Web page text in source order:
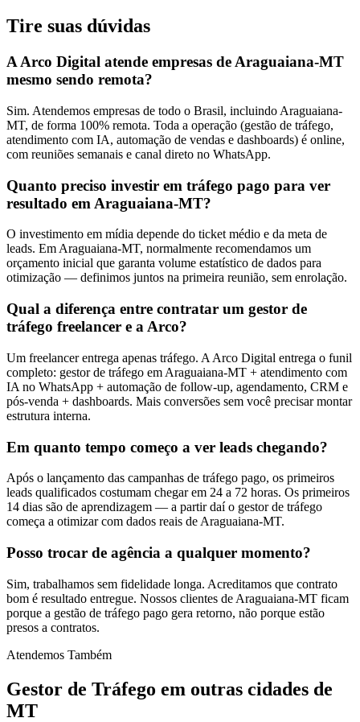
Tire suas dúvidas
A Arco Digital atende empresas de Araguaiana-MT
mesmo sendo remota?
Sim. Atendemos empresas de todo o Brasil, incluindo Araguaiana-
MT, de forma 100% remota. Toda a operação (gestão de tráfego,
atendimento com IA, automação de vendas e dashboards) é online,
com reuniões semanais e canal direto no WhatsApp.
Quanto preciso investir em tráfego pago para ver
resultado em Araguaiana-MT?
O investimento em mídia depende do ticket médio e da meta de
leads. Em Araguaiana-MT, normalmente recomendamos um
orçamento inicial que garanta volume estatístico de dados para
otimização — definimos juntos na primeira reunião, sem enrolação.
Qual a diferença entre contratar um gestor de
tráfego freelancer e a Arco?
Um freelancer entrega apenas tráfego. A Arco Digital entrega o funil
completo: gestor de tráfego em Araguaiana-MT + atendimento com
IA no WhatsApp + automação de follow-up, agendamento, CRM e
pós-venda + dashboards. Mais conversões sem você precisar montar
estrutura interna.
Em quanto tempo começo a ver leads chegando?
Após o lançamento das campanhas de tráfego pago, os primeiros
leads qualificados costumam chegar em 24 a 72 horas. Os primeiros
14 dias são de aprendizagem — a partir daí o gestor de tráfego
começa a otimizar com dados reais de Araguaiana-MT.
Posso trocar de agência a qualquer momento?
Sim, trabalhamos sem fidelidade longa. Acreditamos que contrato
bom é resultado entregue. Nossos clientes de Araguaiana-MT ficam
porque a gestão de tráfego pago gera retorno, não porque estão
presos a contratos.
Atendemos Também
Gestor de Tráfego em outras cidades de
MT